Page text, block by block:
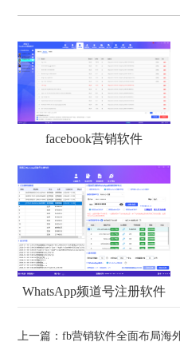
facebook营销软件
WhatsApp频道号注册软件
上一篇：fb营销软件全面布局海